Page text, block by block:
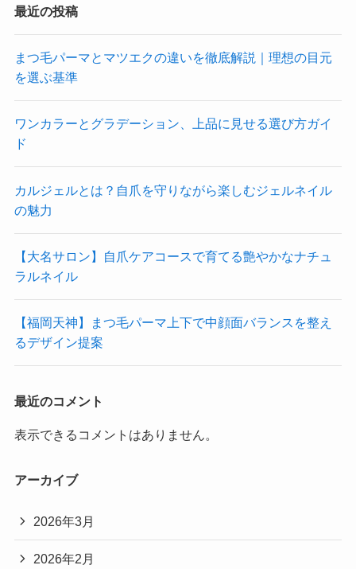
最近の投稿
まつ毛パーマとマツエクの違いを徹底解説｜理想の目元
を選ぶ基準
ワンカラーとグラデーション、上品に見せる選び方ガイ
ド
カルジェルとは？自爪を守りながら楽しむジェルネイル
の魅力
【大名サロン】自爪ケアコースで育てる艶やかなナチュ
ラルネイル
【福岡天神】まつ毛パーマ上下で中顔面バランスを整え
るデザイン提案
最近のコメント
表示できるコメントはありません。
アーカイブ
2026年3月
2026年2月